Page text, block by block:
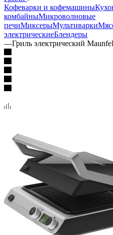
Кофеварки и кофемашины
комбайныМикроволновые
печиМиксерыМультиварки
электрическиеБлендеры
—Гриль электрический